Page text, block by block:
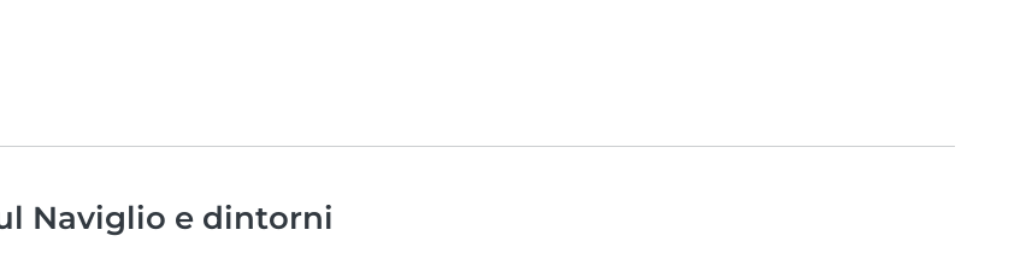
Naviglio e dintorni